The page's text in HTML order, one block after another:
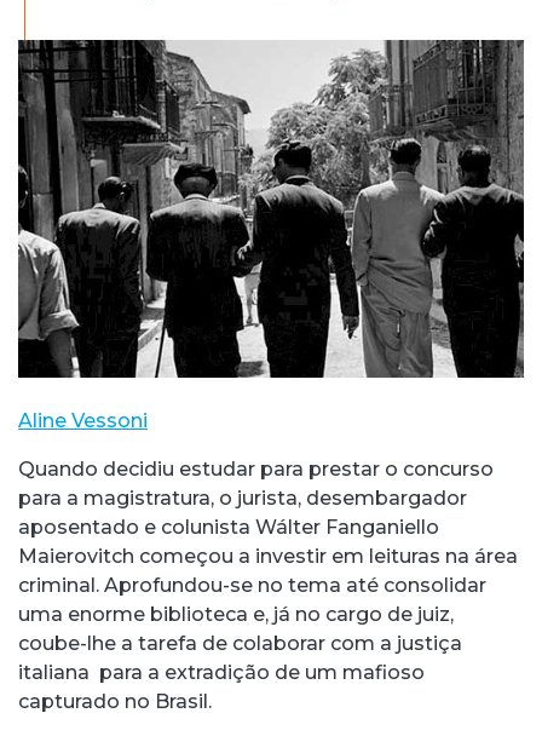
Aline Vessoni
Quando decidiu estudar para prestar o concurso
para a magistratura, o jurista, desembargador
aposentado e colunista Wálter Fanganiello
Maierovitch começou a investir em leituras na área
criminal. Aprofundou-se no tema até consolidar
uma enorme biblioteca e, já no cargo de juiz,
coube-lhe a tarefa de colaborar com a justiça
italiana para a extradição de um mafioso
capturado no Brasil.